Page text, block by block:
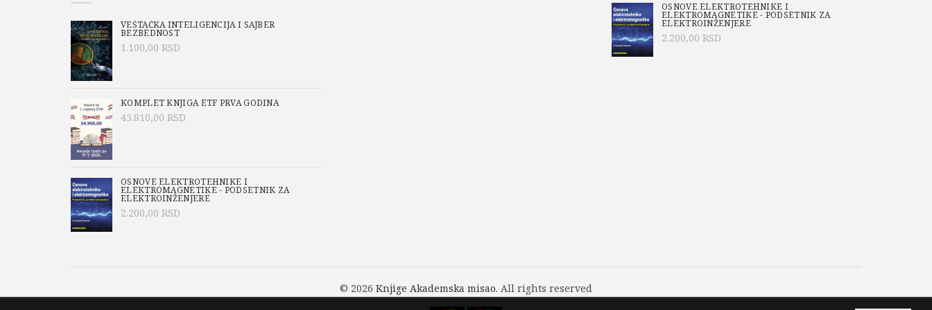
obzirom da su u pisanju i rešavanju zadataka primenjeni postupci koje
koriste i veliki svetski proizvodači opreme, osim u edukativne svrhe, zbirka
može korisno da posluži projektantima i inženjerima koji se bave razvodnim
VEŠTAČKA INTELIGENCIJA I SAJBER
BEZBEDNOST
1.100,00 RSD
KOMPLET KNJIGA ETF PRVA GODINA
45.810,00 RSD
OSNOVE ELEKTROTEHNIKE I
ELEKTROMAGNETIKE - PODSETNIK ZA
ELEKTROINŽENJERE
2.200,00 RSD
OSNOVE ELEKTROTEHNIKE I
ELEKTROMAGNETIKE - PODSETNIK ZA
ELEKTROINŽENJERE
2.200,00 RSD
© 2026 Knjige Akademska misao. All rights reserved